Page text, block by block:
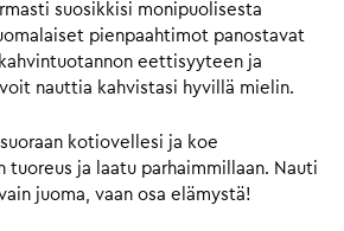
suosikkisi monipuolisesta
pienpaahtimot panostavat
eettisyyteen ja
nauttia kahvistasi hyvillä mielin.
kotiovellesi ja koe
tuoreus ja laatu parhaimmillaan. Nauti
juoma, vaan osa elämystä!